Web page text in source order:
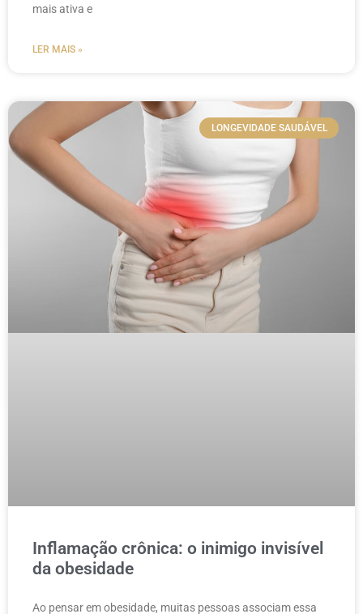
mais ativa e
LER MAIS »
LONGEVIDADE SAUDÁVEL
Inflamação crônica: o inimigo invisível
da obesidade
Ao pensar em obesidade, muitas pessoas associam essa